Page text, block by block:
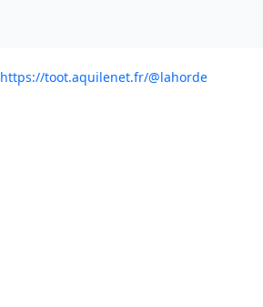
https://toot.aquilenet.fr/@lahorde